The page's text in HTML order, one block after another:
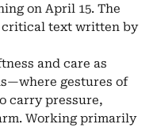
on April 15. The
critical text written by
and care as
gestures of
carry pressure,
Working primarily